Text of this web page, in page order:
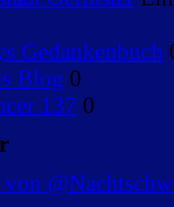
Gedankenbuch
Blog 0
137 0
von